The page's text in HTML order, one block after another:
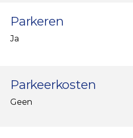
Parkeren
Ja
Parkeerkosten
Geen